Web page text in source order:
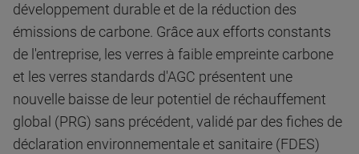
développement durable et de la réduction des
émissions de carbone. Grâce aux efforts constants
de l'entreprise, les verres à faible empreinte carbone
et les verres standards d'AGC présentent une
nouvelle baisse de leur potentiel de réchauffement
global (PRG) sans précédent, validé par des fiches de
déclaration environnementale et sanitaire (FDES)